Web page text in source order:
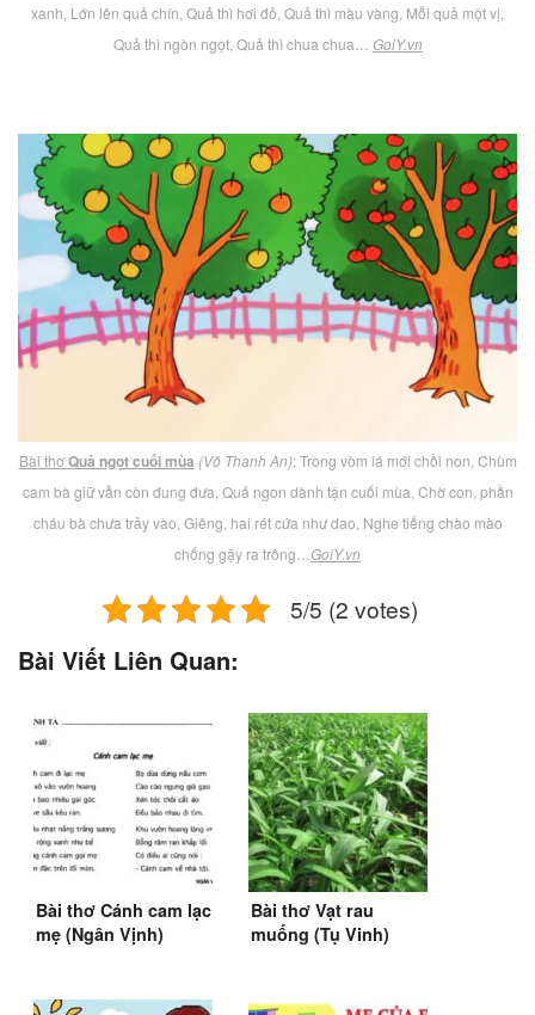
xanh, Lớn lên quả chín, Quả thì hơi đỏ, Quả thì màu vàng, Mỗi quả một vị,
Quả thì ngòn ngọt, Quả thì chua chua… GoiY.vn
Bài thơQuả ngọt cuối mùa (Võ Thanh An): Trong vòm lá mới chồi non, Chùm
cam bà giữ vẫn còn đung đưa, Quả ngon dành tận cuối mùa, Chờ con, phần
cháu bà chưa trảy vào, Giêng, hai rét cứa như dao, Nghe tiếng chào mào
chống gậy ra trông… GoiY.vn
5/5 (2 votes)
Bài Viết Liên Quan:
Bài thơ Cánh cam lạc
mẹ (Ngân Vịnh)
Bài thơ Vạt rau
muống (Tụ Vinh)